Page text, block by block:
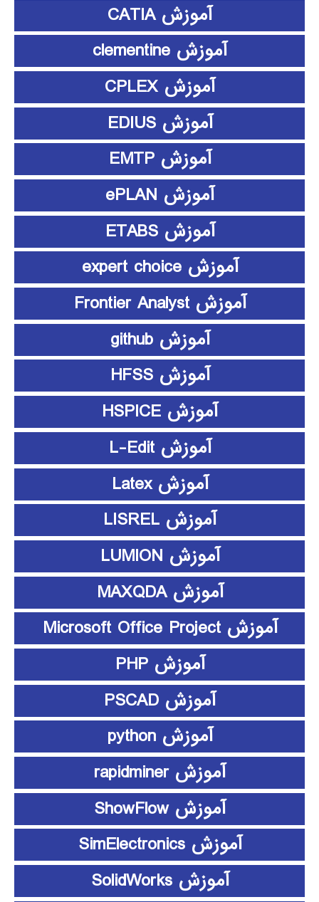
آموزش CATIA
آموزش clementine
آموزش CPLEX
آموزش EDIUS
آموزش EMTP
آموزش ePLAN
آموزش ETABS
آموزش expert choice
آموزش Frontier Analyst
آموزش github
آموزش HFSS
آموزش HSPICE
آموزش L-Edit
آموزش Latex
آموزش LISREL
آموزش LUMION
آموزش MAXQDA
آموزش Microsoft Office Project
آموزش PHP
آموزش PSCAD
آموزش python
آموزش rapidminer
آموزش ShowFlow
آموزش SimElectronics
آموزش SolidWorks